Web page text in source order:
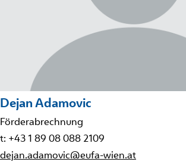
Dejan Adamovic
Förderabrechnung
t: +43 1 89 08 088 2109
dejan.adamovic@eufa-wien.at